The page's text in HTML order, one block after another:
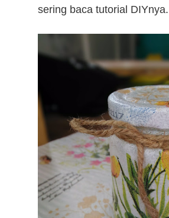
sering baca tutorial DIYnya.